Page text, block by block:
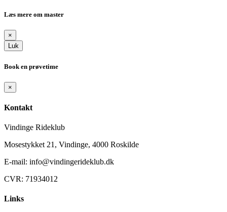
Læs mere om master
×
Luk
Book en prøvetime
×
Kontakt
Vindinge Rideklub
Mosestykket 21, Vindinge, 4000 Roskilde
E-mail: info@vindingerideklub.dk
CVR: 71934012
Links